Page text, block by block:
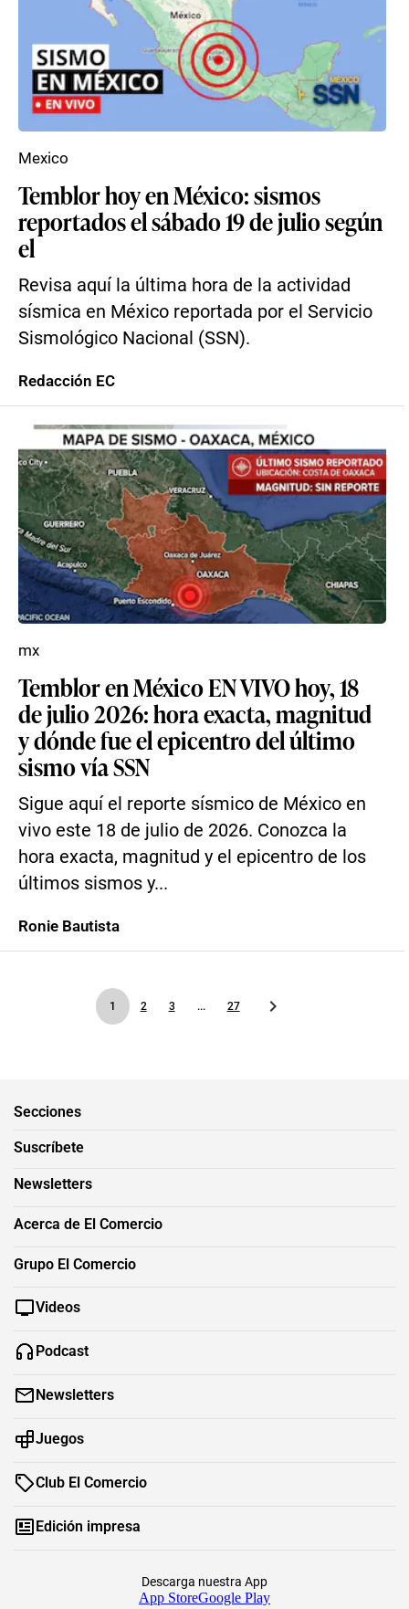
Temblor hoy en México: sismos
reportados el sábado 19 de julio según
el
Revisa aquí la última hora de la actividad
sísmica en México reportada por el Servicio
Sismológico Nacional (SSN).
Mexico
Redacción EC
Temblor en México EN VIVO hoy, 18
de julio 2026: hora exacta, magnitud
y dónde fue el epicentro del último
sismo vía SSN
Sigue aquí el reporte sísmico de México en
vivo este 18 de julio de 2026. Conozca la
hora exacta, magnitud y el epicentro de los
últimos sismos y...
mx
Ronie Bautista
1 2 3 ... 27
Secciones
Suscríbete
Newsletters
Acerca de El Comercio
Grupo El Comercio
Videos
Podcast
Newsletters
Juegos
Club El Comercio
Edición impresa
Descarga nuestra App
App StoreGoogle Play